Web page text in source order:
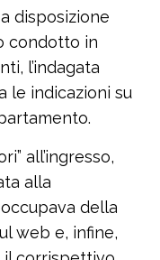
disposizione
condotto in
l’indagata
le indicazioni su
all’ingresso,
alla
della
web e, infine,